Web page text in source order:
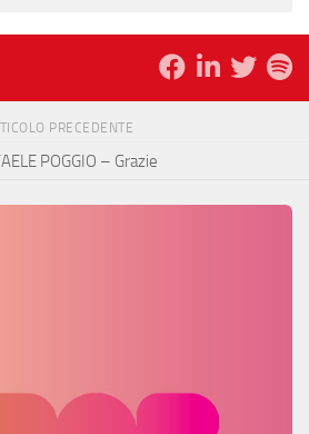
PRECEDENTE
POGGIO – Grazie